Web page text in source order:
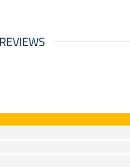
REVIEWS